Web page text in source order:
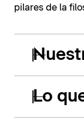
pilares de la
Lo